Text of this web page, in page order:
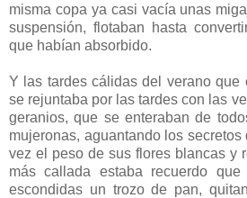
misma copa ya casi vacía unas
suspensión, flotaban hasta
que habían absorbido.
Y las tardes cálidas del verano que
se rejuntaba por las tardes con las
geranios, que se enteraban de
mujeronas, aguantando los
vez el peso de sus flores blancas y
más callada estaba recuerdo
escondidas un trozo de pan,